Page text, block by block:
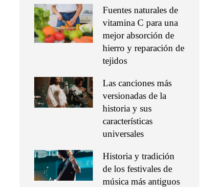
Fuentes naturales de
vitamina C para una
mejor absorción de
hierro y reparación de
tejidos
Las canciones más
versionadas de la
historia y sus
características
universales
Historia y tradición
de los festivales de
música más antiguos